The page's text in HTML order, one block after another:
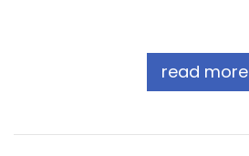
read more